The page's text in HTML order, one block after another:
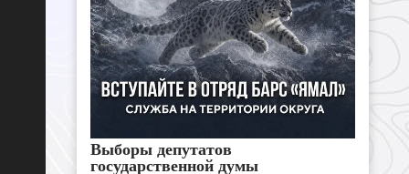
Выборы депутатов
государственной думы